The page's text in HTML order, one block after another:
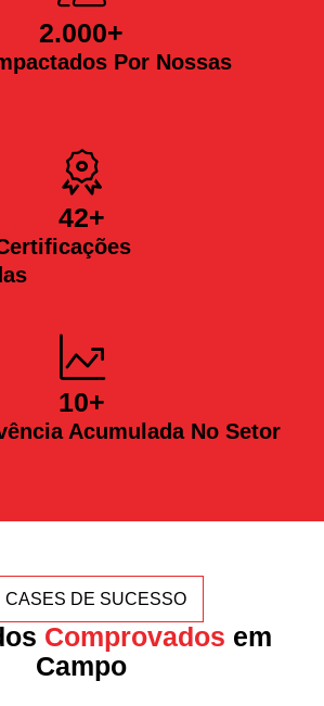
Por Nossas
2.000+
42+
Acumulada No Setor
10+
CASES DE SUCESSO
Comprovados em
Campo